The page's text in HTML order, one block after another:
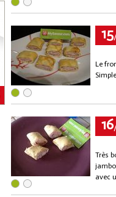
15
Le
16
Très
avec